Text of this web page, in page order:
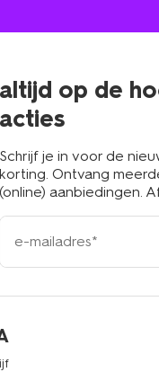
altijd op de
acties
Schrijf je in voor de
korting. Ontvang
(online) aanbiedingen.
e-
mailadres